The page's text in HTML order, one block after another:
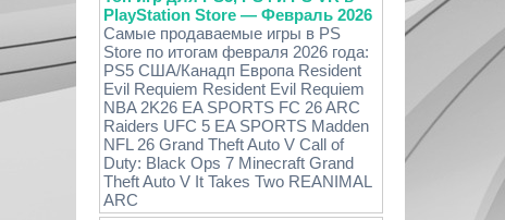
PlayStation Store — Февраль 2026
Самые продаваемые игры в PS
Store по итогам февраля 2026 года:
PS5 США/Канадп Европа Resident
Evil Requiem Resident Evil Requiem
NBA 2K26 EA SPORTS FC 26 ARC
Raiders UFC 5 EA SPORTS Madden
NFL 26 Grand Theft Auto V Call of
Duty: Black Ops 7 Minecraft Grand
Theft Auto V It Takes Two REANIMAL
ARC